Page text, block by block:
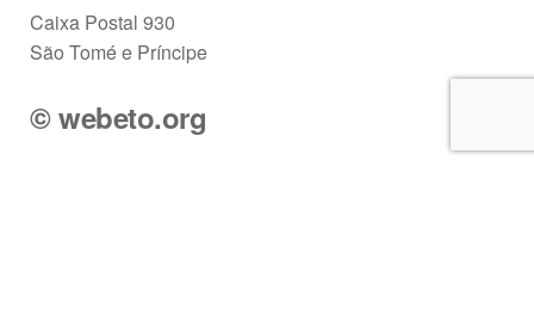
Caixa Postal 930
São Tomé e Príncipe
© webeto.org